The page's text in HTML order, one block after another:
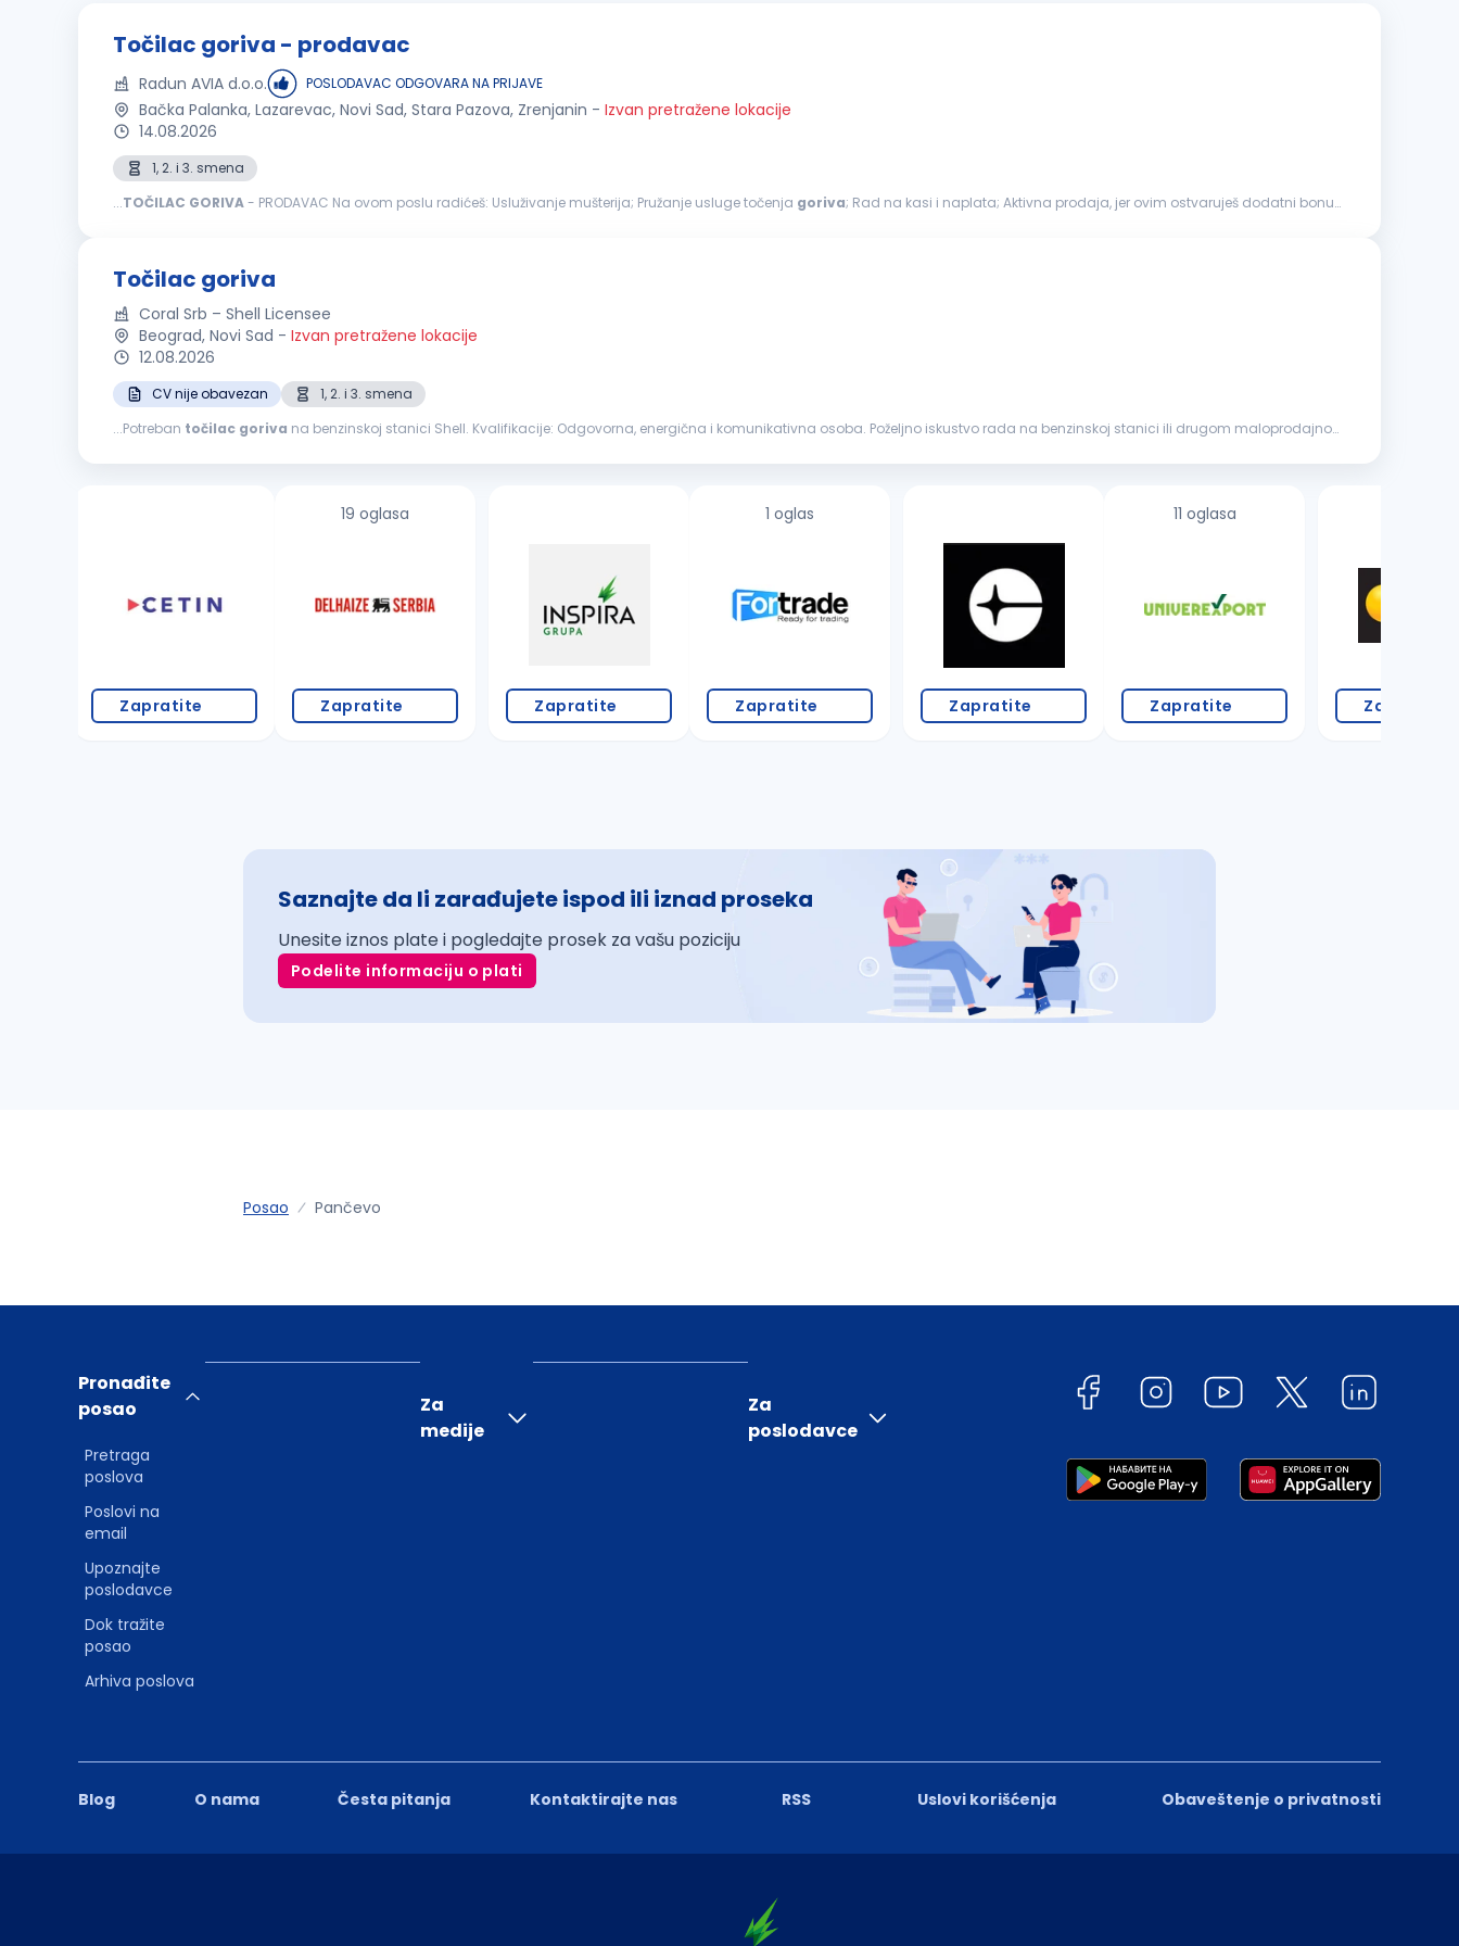
Točilac goriva - prodavac
Radun AVIA d.o.o. POSLODAVAC ODGOVARA NA PRIJAVE
Bačka Palanka, Lazarevac, Novi Sad, Stara Pazova, Zrenjanin - Izvan pretražene lokacije
14.08.2026
1, 2. i 3. smena
...TOČILAC GORIVA - PRODAVAC Na ovom poslu radićeš: Usluživanje mušterija; Pružanje usluge točenja goriva; Rad na kasi i naplata; Aktivna prodaja, jer ovim ostvaruješ dodatni bonus
Točilac goriva
Coral Srb – Shell Licensee
Beograd, Novi Sad - Izvan pretražene lokacije
12.08.2026
CV nije obavezan
1, 2. i 3. smena
...Potreban točilac goriva na benzinskoj stanici Shell. Kvalifikacije: Odgovorna, energična i komunikativna osoba. Poželjno iskustvo rada na benzinskoj stanici ili drugom maloprodajnom
Zapratite
19 oglasa
Zapratite Zapratite
1 oglas
Zapratite Zapratite
11 oglasa
Zapratite Zapratite
Saznajte da li zarađujete ispod ili iznad proseka
Unesite iznos plate i pogledajte prosek za vašu poziciju
Podelite informaciju o plati
Posao Pančevo
Blog O nama Česta pitanja Kontaktirajte nas RSS Uslovi korišćenja Obaveštenje o privatnosti
Pronađite
posao
Pretraga
poslova
Poslovi na
email
Upoznajte
poslodavce
Dok tražite
posao
Arhiva poslova
Za
medije
Za
poslodavce